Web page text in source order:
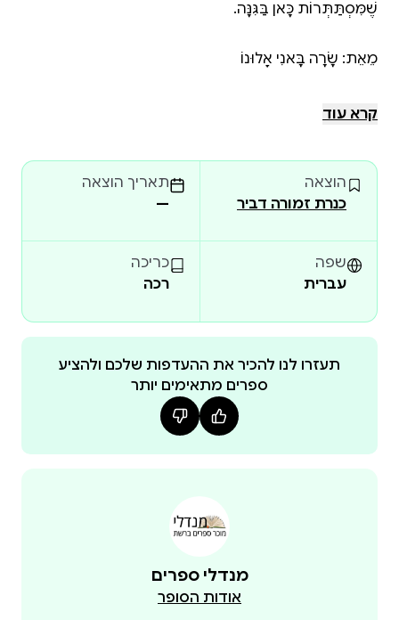
קרא עוד
הוצאה
כנרת זמורה דביר
תאריך הוצאה
—
שפה
עברית
כריכה
רכה
תעזרו לנו להכיר את ההעדפות שלכם ולהציע
ספרים מתאימים יותר
מנדלי ספרים
אודות הסופר